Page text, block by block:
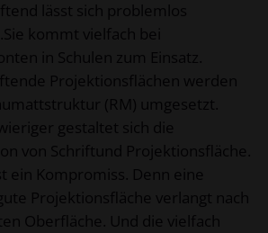
lässt sich problemlos
kommt vielfach bei
in Schulen zum Einsatz.
Projektionsflächen werden
(RM) umgesetzt.
gestaltet sich die
von Schriftund Projektionsfläche.
ein Kompromiss. Denn eine
Projektionsfläche verlangt nach
Oberfläche. Und die vielfach